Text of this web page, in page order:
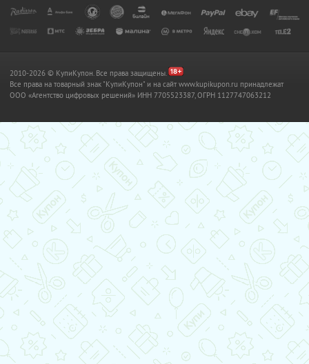
2010-2026 © КупиКупон. Все права защищены.
Все права на товарный знак "КупиКупон" и на сайт www.kupikupon.ru принадлежат
OOO «Агентство цифровых решений» ИНН 7705523387, ОГРН 1127747063212